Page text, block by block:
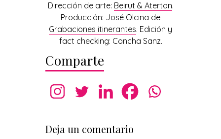
Dirección de arte: Beirut & Aterton.
Producción: José Olcina de
Grabaciones itinerantes. Edición y
fact checking: Concha Sanz.
Comparte
Deja un comentario